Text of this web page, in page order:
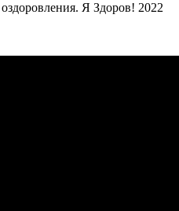
Я Здоров! 2022